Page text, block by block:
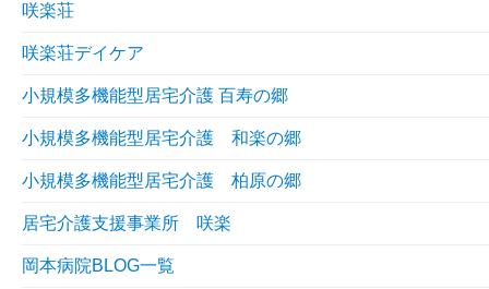
咲楽荘
咲楽荘デイケア
小規模多機能型居宅介護 百寿の郷
小規模多機能型居宅介護 和楽の郷
小規模多機能型居宅介護 柏原の郷
居宅介護支援事業所 咲楽
岡本病院BLOG一覧